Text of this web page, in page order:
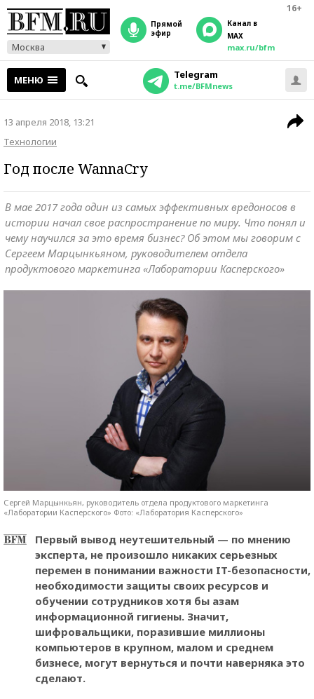
16+
Москва
прямой
эфир
Канал в
MAX
max.ru/bfm
МЕНЮ Telegram
t.me/BFMnews
13 апреля 2018, 13:21
Технологии
Год после WannaCry
В мае 2017 года один из самых эффективных вредоносов в
истории начал свое распространение по миру. Что понял и
чему научился за это время бизнес? Об этом мы говорим с
Сергеем Марцынкьяном, руководителем отдела
продуктового маркетинга «Лаборатории Касперского»
Сергей Марцынкьян, руководитель отдела продуктового маркетинга
«Лаборатории Касперского» Фото: «Лаборатория Касперского»
Первый вывод неутешительный — по мнению
эксперта, не произошло никаких серьезных
перемен в понимании важности IT-безопасности,
необходимости защиты своих ресурсов и
обучении сотрудников хотя бы азам
информационной гигиены. Значит,
шифровальщики, поразившие миллионы
компьютеров в крупном, малом и среднем
бизнесе, могут вернуться и почти наверняка это
сделают.